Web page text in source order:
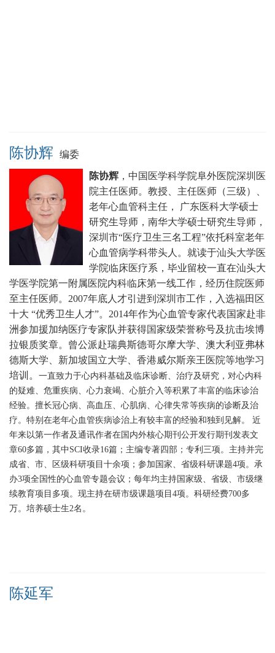
陈协辉 编委
陈协辉 ，中国医学科学院阜外医院深圳医
院主任医师。 教授、主任医师（三级）、
老年心血管科主任， 广东医科大学硕士
研究生导师，南华大学硕士研究生导师，
深圳市“医疗卫生三名工程”依托科室老年
心血管病学科带头人。就读于汕头大学医
学院临床医疗系，毕业留校一直在汕头大
学医学院第一附属医院内科临床第一线工作，经历住院医师
至主任医师。2007年底人才引进到深圳市工作，入选福田区
十大 “优秀卫生人才”。2014年作为心血管专家代表国家赴非
洲参加援加纳医疗专家队并获得国家级荣誉称号及抗击埃博
拉银质奖章。曾公派赴瑞典斯德哥尔摩大学、澳大利亚弗林
德斯大学、新加坡国立大学、香港威尔斯亲王医院等地学习
培训。 一直致力于心内科基础及临床诊断、治疗及研究，对心内科
的疑难、危重疾病、心力衰竭、心脏介入等积累了丰富的临床诊治
经验。擅长冠心病、高血压、心肌病、心律失常等疾病的诊断及治
疗。特别在老年心血管疾病诊治上有较丰富的经验和独到见解。 近
年来以第一作者及通讯作者在国内外核心期刊公开发行期刊发表文
章60多篇，其中SCI收录16篇；主编专著四部；专利三项。主持并完
成省、市、区级科研项目十余项；参加国家、省级科研课题4项。承
办3项全国性的心血管专题会议；每年均主持国家级、省级、市级继
续教育项目多项。现主持在研市级课题项目4项。科研经费700多
万。培养硕士生2名。
陈延军